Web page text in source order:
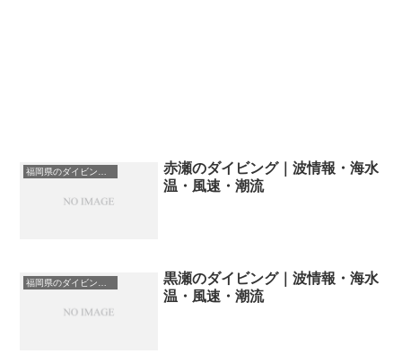
赤瀬のダイビング｜波情報・海水
温・風速・潮流
黒瀬のダイビング｜波情報・海水
温・風速・潮流